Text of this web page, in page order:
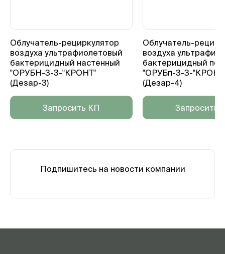
Облучатель-рециркулятор
воздуха ультрафиолетовый
бактерицидный настенный
"ОРУБН-3-3-"КРОНТ"
(Дезар-3)
Запросить КП
Облучатель-
воздуха
бактерицидный
"ОРУБп-3-3-
(Дезар-4)
Запросить
Подпишитесь на новости компании